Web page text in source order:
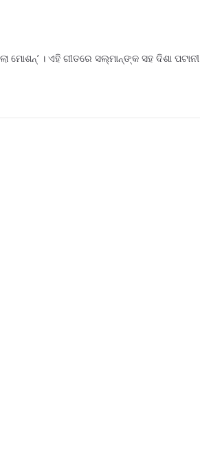
। ଏହି ଗୀତରେ ସଲ୍ମାନ୍ଙ୍କ ସହ ଦିଶା ପଟାନୀ